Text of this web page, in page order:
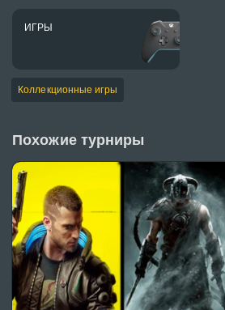
ИГРЫ
Коллекционные игры
Похожие турниры